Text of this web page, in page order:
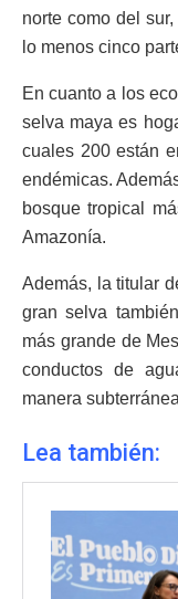
norte como del
lo menos cinco
En cuanto a los
selva maya es
cuales 200 están
endémicas.
bosque tropical
Amazonía.
Además, la titular
gran selva
más grande de
conductos de
manera
Lea también: